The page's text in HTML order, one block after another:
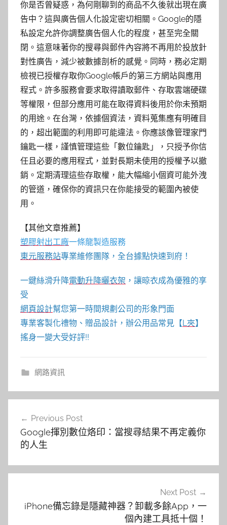
你是否曾疑惑，為何剛聊到的商品不久後就出現在廣
告中？這與廣告個人化設定密切相關。Google的隱
私設定允許你調整廣告個人化的程度，甚至完全關
閉。這意味著你的搜尋與郵件內容將不再用於投放針
對性廣告，減少被數據剖析的感覺。同時，務必定期
檢視已授權存取你Google帳戶的第三方網站與應用
程式。許多服務會要求取得讀取郵件、存取雲端硬碟
等權限，但部分應用可能在取得資料後用於你未預期
的用途。在台灣，依據個資法，資料蒐集應有明確目
的，超出範圍的利用即可能違法。你應該像管理家門
鑰匙一樣，謹慎管理這些「數位鑰匙」，只授予你信
任且必要的應用程式，並對長期未使用的授權予以撤
銷。定期清理這些存取權，能大幅縮小個資可能外洩
的管道，確保你的資訊只在你能接受的範圍內被使
用。
【其他文章推薦】
塑膠射出工廠一條龍製造服務
東元服務站專業維修團隊，全台據點快速到府！
一鍵絲滑升降電動升降曬衣架 ，讓晾衣成為優雅的享
受
網頁設計幫您第一時間規劃公司的形象門面
專業客製化禮物、贈品設計，辦公用品常見【L夾】
搖身一變大受好評!!
網路資訊
覽
Previous Post
Google揮別數位烙印：當搜尋結果不再定義你
的人生
Next Post
iPhone備忘錄是隱藏神器？卸載多餘App，一
個內建工具抵十個！